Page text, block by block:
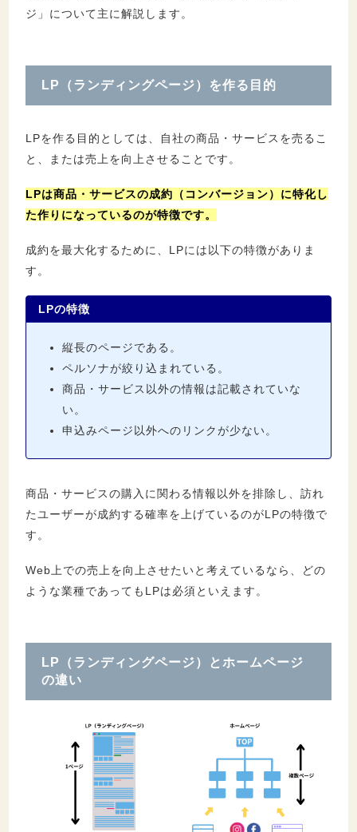
11. LP（ランディングページ）作成費用の相場
12.1.LP（ランディングページ）の参考例
は？
ンプレートは？
12.4. インスタLPとは？
ジ」について主に解説します。
LP（ランディングページ）を作る目的
LPを作る目的としては、自社の商品・サービスを売るこ
と、または売上を向上させることです。
LPは商品・サービスの成約（コンバージョン）に特化し
た作りになっているのが特徴です。
成約を最大化するために、LPには以下の特徴がありま
す。
LPの特徴
縦長のページである。
ペルソナが絞り込まれている。
商品・サービス以外の情報は記載されていな
い。
申込みページ以外へのリンクが少ない。
商品・サービスの購入に関わる情報以外を排除し、訪れ
たユーザーが成約する確率を上げているのがLPの特徴で
す。
Web上での売上を向上させたいと考えているなら、どの
ような業種であってもLPは必須といえます。
LP（ランディングページ）とホームページ
の違い